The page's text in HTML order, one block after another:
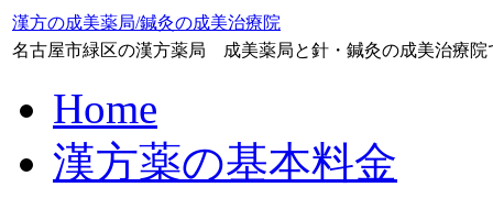
漢方の成美薬局/鍼灸の成美治療院
名古屋市緑区の漢方薬局 成美薬局と針・鍼灸の成美治療院
Home
漢方薬の基本料金